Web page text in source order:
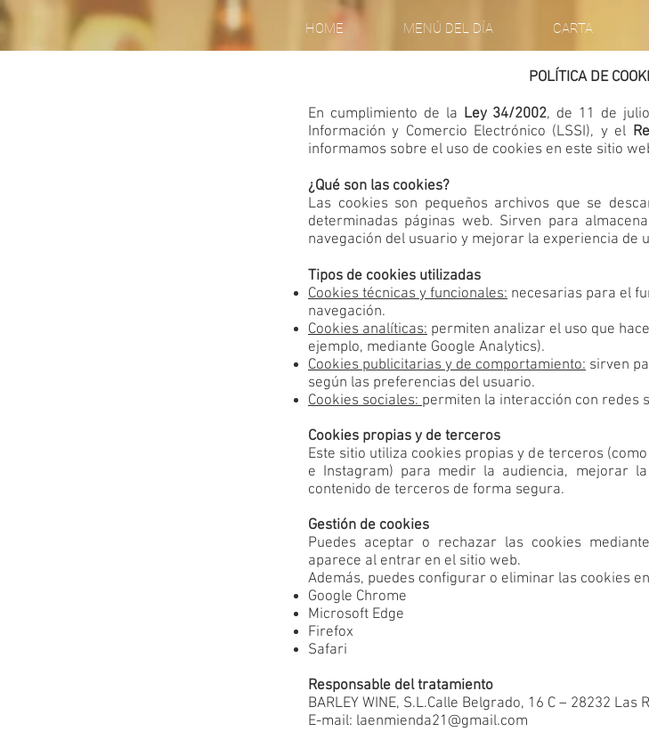
HOME MENÚ DEL DÍA CARTA
POLÍTICA DE
En cumplimiento de la Ley 34/2002, de 11 de
Información y Comercio Electrónico (LSSI), y el
informamos sobre el uso de cookies en este sitio
¿Qué son las cookies?
Las cookies son pequeños archivos que se
determinadas páginas web. Sirven para
navegación del usuario y mejorar la experiencia de
Tipos de cookies utilizadas
Cookies técnicas y funcionales: necesarias para el
navegación.
Cookies analíticas: permiten analizar el uso que
ejemplo, mediante Google Analytics).
Cookies publicitarias y de comportamiento: sirven
según las preferencias del usuario.
Cookies sociales:permiten la interacción con redes
Cookies propias y de terceros
Este sitio utiliza cookies propias y de terceros (como
e Instagram) para medir la audiencia, mejorar
contenido de terceros de forma segura.
Gestión de cookies
Puedes aceptar o rechazar las cookies
aparece al entrar en el sitio web.
Además, puedes configurar o eliminar las cookies
Google Chrome
Microsoft Edge
Firefox
Safari
Responsable del tratamiento
BARLEY WINE, S.L.Calle Belgrado, 16 C – 28232 Las
E-mail: laenmienda21@gmail.com